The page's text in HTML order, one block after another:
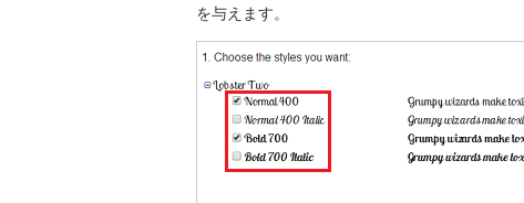
を与えます。